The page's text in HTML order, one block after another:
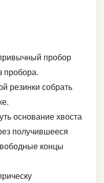
пробор
пробора.
резинки собрать
основание хвоста
получившееся
концы